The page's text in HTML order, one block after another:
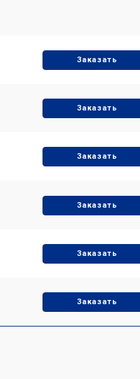
Заказать
Заказать
Заказать
Заказать
Заказать
Заказать